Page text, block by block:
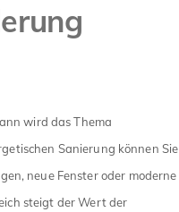
wird das Thema
Sanierung können Sie
neue Fenster oder moderne
steigt der Wert der